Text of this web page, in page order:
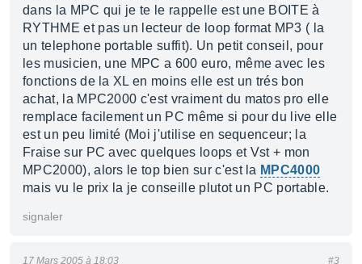
dans la MPC qui je te le rappelle est une BOITE à
RYTHME et pas un lecteur de loop format MP3 ( la
un telephone portable suffit). Un petit conseil, pour
les musicien, une MPC a 600 euro, même avec les
fonctions de la XL en moins elle est un trés bon
achat, la MPC2000 c'est vraiment du matos pro elle
remplace facilement un PC même si pour du live elle
est un peu limité (Moi j'utilise en sequenceur; la
Fraise sur PC avec quelques loops et Vst + mon
MPC2000), alors le top bien sur c'est la MPC4000
mais vu le prix la je conseille plutot un PC portable.
signaler
17 Mars 2005 à 18:03 #3